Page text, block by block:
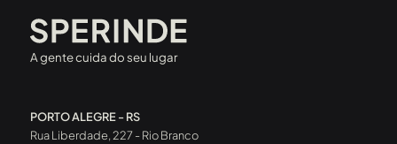
A gente cuida do seu lugar
PORTO ALEGRE - RS
Rua Liberdade, 227 - Rio Branco